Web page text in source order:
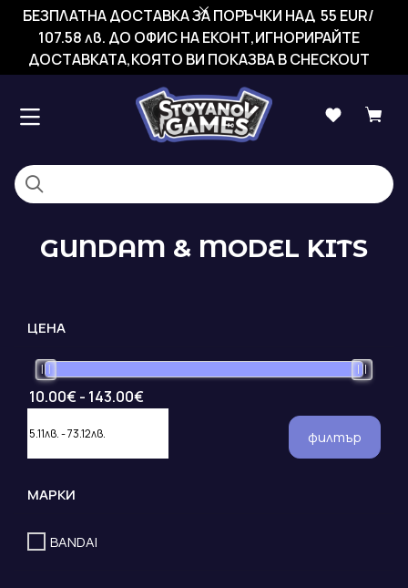
БЕЗПЛАТНА ДОСТАВКА ЗА ПОРЪЧКИ НАД 55 EUR/
107.58 лв. ДО ОФИС НА ЕКОНТ,ИГНОРИРАЙТЕ
ДОСТАВКАТА,КОЯТО ВИ ПОКАЗВА В CHECKOUT
GUNDAM & MODEL KITS
ЦЕНА
филтър
МАРКИ
BANDAI